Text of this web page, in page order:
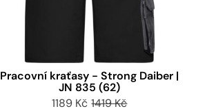
Pracovní kraťasy - Strong Daiber |
JN 835 (62)
1189 Kč 1419 Kč